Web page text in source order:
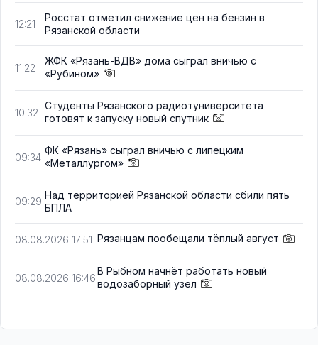
12:21
Росстат отметил снижение цен на бензин в
Рязанской области
11:22
ЖФК «Рязань-ВДВ» дома сыграл вничью с
«Рубином»
10:32
Студенты Рязанского радиотуниверситета
готовят к запуску новый спутник
09:34
ФК «Рязань» сыграл вничью с липецким
«Металлургом»
09:29
Над территорией Рязанской области сбили пять
БПЛА
08.08.2026 17:51 Рязанцам пообещали тёплый август
08.08.2026 16:46
В Рыбном начнёт работать новый
водозаборный узел